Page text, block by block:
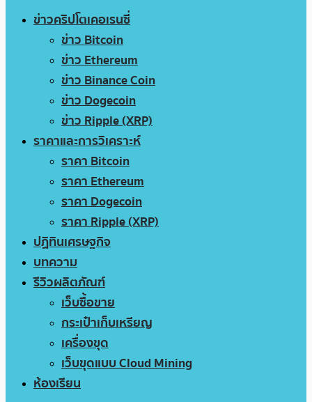
ข่าวคริปโตเคอเรนซี่
ข่าว Bitcoin
ข่าว Ethereum
ข่าว Binance Coin
ข่าว Dogecoin
ข่าว Ripple (XRP)
ราคาและการวิเคราะห์
ราคา Bitcoin
ราคา Ethereum
ราคา Dogecoin
ราคา Ripple (XRP)
ปฏิทินเศรษฐกิจ
บทความ
รีวิวผลิตภัณฑ์
เว็บซื้อขาย
กระเป๋าเก็บเหรียญ
เครื่องขุด
เว็บขุดแบบ Cloud Mining
ห้องเรียน